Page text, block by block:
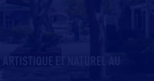
ET NATUREL AU